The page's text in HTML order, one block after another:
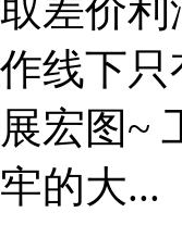
差价
线下
宏图~
的大...